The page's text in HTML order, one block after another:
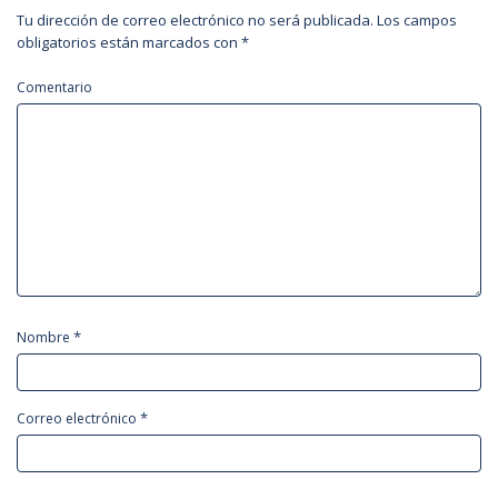
Tu dirección de correo electrónico no será publicada. Los campos
obligatorios están marcados con *
Comentario
Nombre *
Correo electrónico *